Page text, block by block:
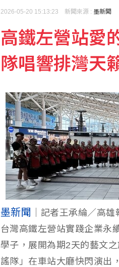
泰90天內推校園
許富凱父親節登小
2026-05-20 15:13:23 新聞來源 : 墨新聞
高鐵左營站愛
隊唱響排灣天
墨新聞 ｜記者王承綸／高雄
台灣高鐵左營站實踐企業永
學子，展開為期2天的藝文
謠隊」在車站大廳快閃演出